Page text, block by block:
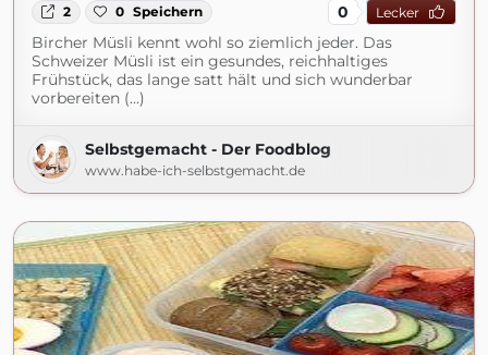
2 0 Speichern 0 Lecker
Bircher Müsli kennt wohl so ziemlich jeder. Das
Schweizer Müsli ist ein gesundes, reichhaltiges
Frühstück, das lange satt hält und sich wunderbar
vorbereiten (...)
Selbstgemacht - Der Foodblog
www.habe-ich-selbstgemacht.de